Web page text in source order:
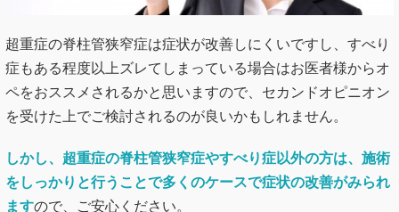
超重症の脊柱管狭窄症は症状が改善しにくいですし、すべり
症もある程度以上ズレてしまっている場合はお医者様からオ
ペをおススメされるかと思いますので、セカンドオピニオン
を受けた上でご検討されるのが良いかもしれません。
しかし、超重症の脊柱管狭窄症やすべり症以外の方は、施術
をしっかりと行うことで多くのケースで症状の改善がみられ
ますので、ご安心ください。